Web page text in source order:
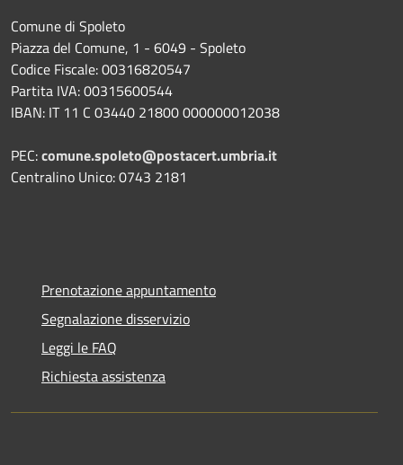
Comune di Spoleto
Piazza del Comune, 1 - 6049 - Spoleto
Codice Fiscale: 00316820547
Partita IVA: 00315600544
IBAN: IT 11 C 03440 21800 000000012038
PEC:comune.spoleto@postacert.umbria.it
Centralino Unico: 0743 2181
Prenotazione appuntamento
Segnalazione disservizio
Leggi le FAQ
Richiesta assistenza